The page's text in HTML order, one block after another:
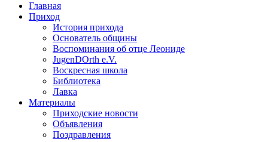
Главная
Приход
История прихода
Основатель общины
Воспоминания об отце Леониде
JugenDOrth e.V.
Воскресная школа
Библиотека
Лавка
Материалы
Приходские новости
Объявления
Поздравления